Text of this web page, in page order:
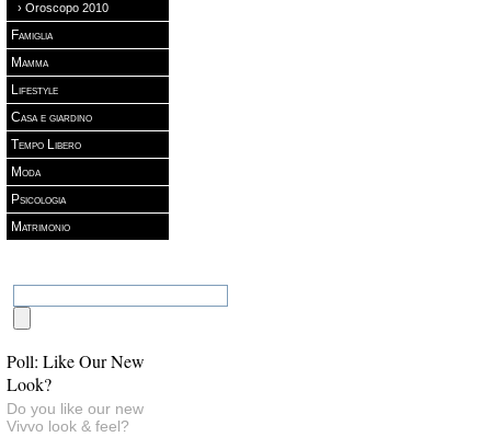
› Oroscopo 2010
Famiglia
Mamma
Lifestyle
Casa e giardino
Tempo Libero
Moda
Psicologia
Matrimonio
Poll: Like Our New
Look?
Do you like our new
Vivvo look & feel?